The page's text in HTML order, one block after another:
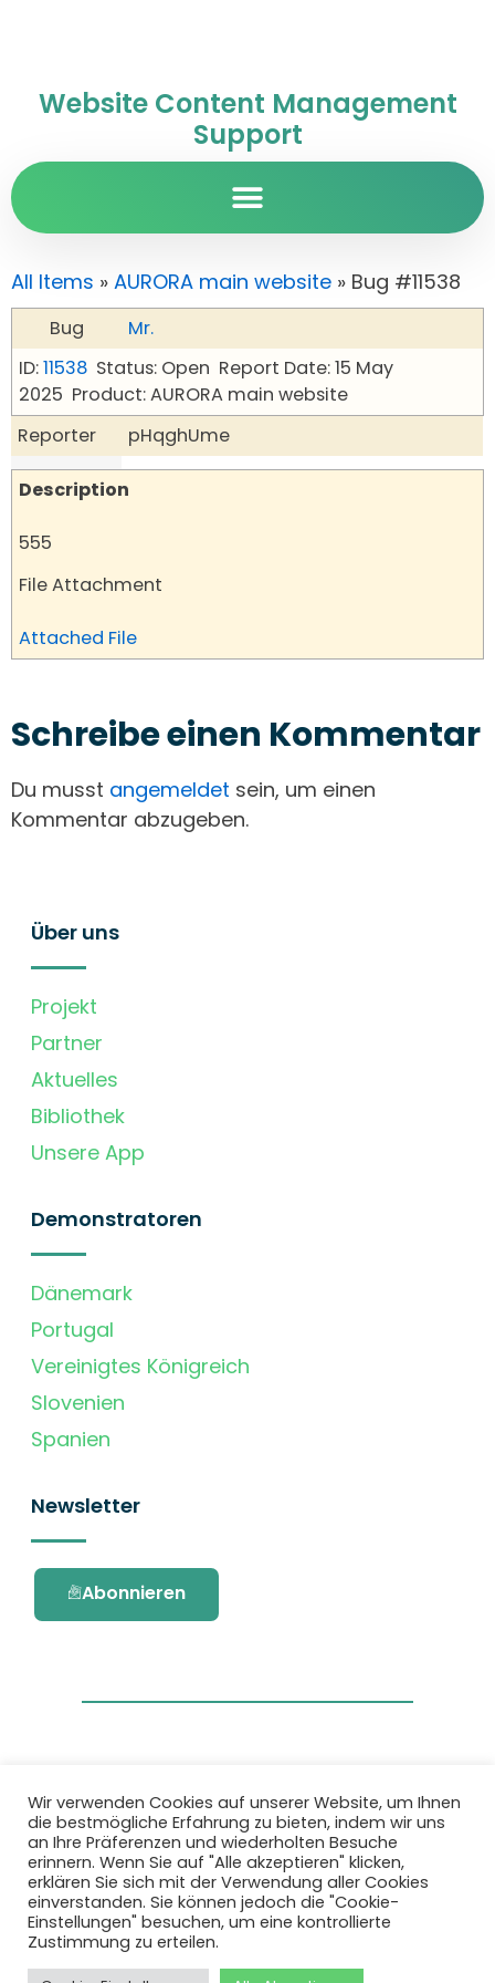
Website Content Management
Support
All Items » AURORA main website » Bug #11538
Bug
Mr.
ID:11538 Status: Open Report Date: 15 May
2025 Product: AURORA main website
Reporter
pHqghUme
Description
555
File Attachment
Attached File
Schreibe einen Kommentar
Du musst angemeldet sein, um einen
Kommentar abzugeben.
Über uns
Projekt
Partner
Aktuelles
Bibliothek
Unsere App
Demonstratoren
Dänemark
Portugal
Vereinigtes Königreich
Slovenien
Spanien
Newsletter
Abonnieren
Dieses Projekt wurde durch das Forschungs-
und Innovationsprogramm Horizon 2020 der
Europäischen Union unter der
Fördervereinbarung Nr. 101036418 gefördert.
Datenschutzbestimmungen
Richtlinie
Wir verwenden Cookies auf unserer Website, um Ihnen
die bestmögliche Erfahrung zu bieten, indem wir uns
an Ihre Präferenzen und wiederholten Besuche
erinnern. Wenn Sie auf "Alle akzeptieren" klicken,
erklären Sie sich mit der Verwendung aller Cookies
einverstanden. Sie können jedoch die "Cookie-
Einstellungen" besuchen, um eine kontrollierte
Zustimmung zu erteilen.